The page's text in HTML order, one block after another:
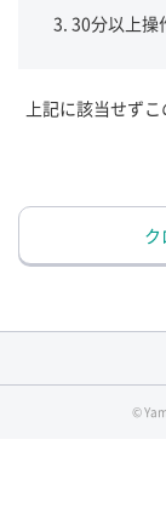
30分以上操
上記に該当せず
©